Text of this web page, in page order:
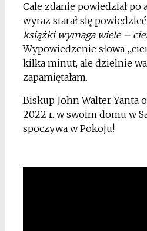
Całe zdanie powiedział
wyraz starał się
książki wymaga wiele –
Wypowiedzenie słowa
kilka minut, ale dzielnie
zapamiętałam.
Biskup John Walter Yanta
2022 r. w swoim domu w
spoczywa w Pokoju!